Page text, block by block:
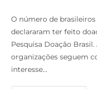
O número de
declararam ter feito
Pesquisa Doação
organizações seguem
interesse…